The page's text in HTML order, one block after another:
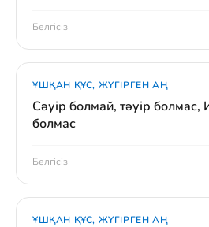
Белгісіз
ҰШҚАН ҚҰС, ЖҮГІРГЕН АҢ
Сәуір болмай, тәуір
болмас
Белгісіз
ҰШҚАН ҚҰС, ЖҮГІРГЕН АҢ